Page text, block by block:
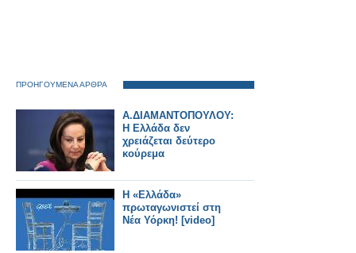
ΠΡΟΗΓΟΥΜΕΝΑ ΑΡΘΡΑ
A.ΔΙΑΜΑΝΤΟΠΟΥΛΟΥ:
Η Ελλάδα δεν
χρειάζεται δεύτερο
κούρεμα
Η «Ελλάδα»
πρωταγωνιστεί στη
Νέα Υόρκη! [video]